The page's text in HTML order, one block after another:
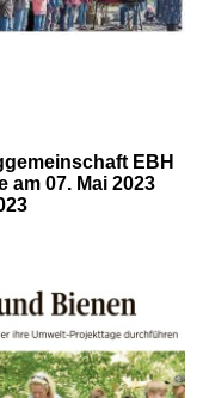
EBH
07. Mai 2023